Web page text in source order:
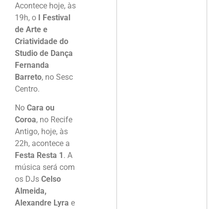
Acontece hoje, às
19h, o I Festival
de Arte e
Criatividade do
Studio de Dança
Fernanda
Barreto, no Sesc
Centro.
No Cara ou
Coroa, no Recife
Antigo, hoje, às
22h, acontece a
Festa Resta 1. A
música será com
os DJs Celso
Almeida,
Alexandre Lyra e